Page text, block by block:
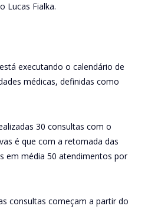
Lucas Fialka.
executando o calendário de
médicas, definidas como
30 consultas com o
é que com a retomada das
em média 50 atendimentos por
consultas começam a partir do